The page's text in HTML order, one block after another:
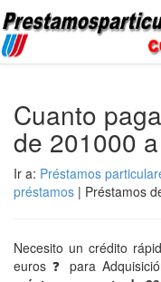
Cuanto
de 201000
Ir a: Préstamos
préstamos | Préstamos
Necesito un crédito
euros ❓ para